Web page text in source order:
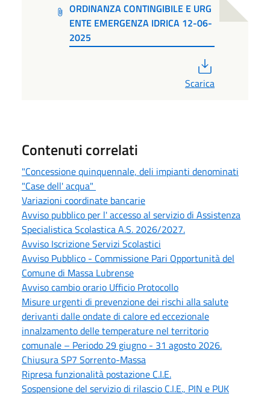
ORDINANZA CONTINGIBILE E URG
ENTE EMERGENZA IDRICA 12-06-
2025
Scarica
Contenuti correlati
"Concessione quinquennale, deli impianti denominati
"Case dell' acqua"
Variazioni coordinate bancarie
Avviso pubblico per l' accesso al servizio di Assistenza
Specialistica Scolastica A.S. 2026/2027.
Avviso Iscrizione Servizi Scolastici
Avviso Pubblico - Commissione Pari Opportunità del
Comune di Massa Lubrense
Avviso cambio orario Ufficio Protocollo
Misure urgenti di prevenzione dei rischi alla salute
derivanti dalle ondate di calore ed eccezionale
innalzamento delle temperature nel territorio
comunale – Periodo 29 giugno - 31 agosto 2026.
Chiusura SP7 Sorrento-Massa
Ripresa funzionalità postazione C.I.E.
Sospensione del servizio di rilascio C.I.E., PIN e PUK